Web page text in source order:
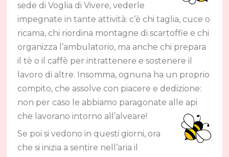
sede di Voglia di Vivere, vederle
impegnate in tante attività: c’è chi taglia, cuce o
ricama, chi riordina montagne di scartoffie e chi
organizza l’ambulatorio, ma anche chi prepara
il tè o il caffè per intrattenere e sostenere il
lavoro di altre. Insomma, ognuna ha un proprio
compito, che assolve con piacere e dedizione:
non per caso le abbiamo paragonate alle api
che lavorano intorno all’alveare!
Se poi si vedono in questi giorni, ora
che si inizia a sentire nell’aria il